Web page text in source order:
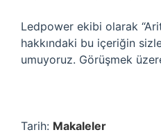
Ledpower ekibi olarak
hakkındaki bu içeriğin
umuyoruz. Görüşmek
Tarih: Makaleler